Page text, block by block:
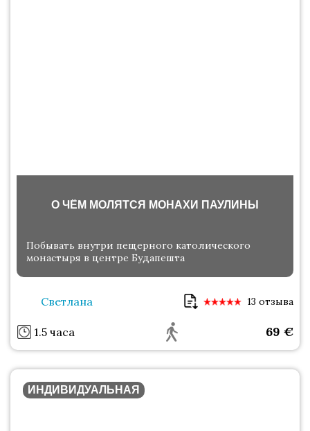
О ЧЁМ МОЛЯТСЯ МОНАХИ ПАУЛИНЫ
Побывать внутри пещерного католического
монастыря в центре Будапешта
Светлана 13 отзыва
1.5 часа 69 €
ИНДИВИДУАЛЬНАЯ